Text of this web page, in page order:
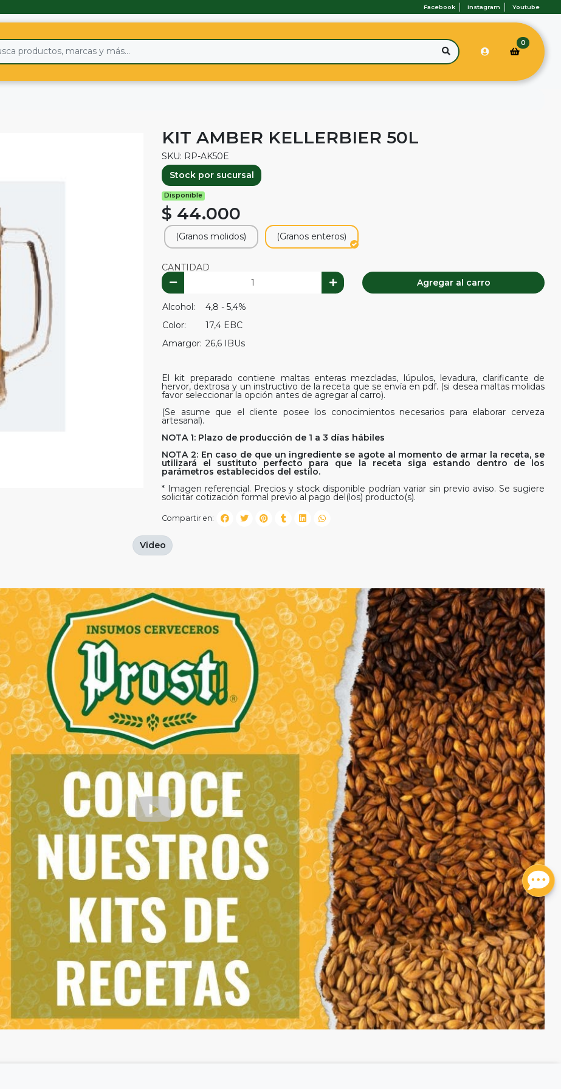
Facebook Instagram Youtube
0
KIT AMBER KELLERBIER 50L
SKU: RP-AK50E
Stock por sucursal
Disponible
$ 44.000
(Granos molidos) (Granos enteros)
CANTIDAD
Agregar al carro
Alcohol:
4,8 - 5,4%
Color:
17,4 EBC
Amargor: 26,6 IBUs
El kit preparado contiene maltas enteras mezcladas, lúpulos, levadura, clarificante de
hervor, dextrosa y un instructivo de la receta que se envía en pdf. (si desea maltas molidas
favor seleccionar la opción antes de agregar al carro).
(Se asume que el cliente posee los conocimientos necesarios para elaborar cerveza
artesanal).
NOTA 1: Plazo de producción de 1 a 3 días hábiles
NOTA 2: En caso de que un ingrediente se agote al momento de armar la receta, se
utilizará el sustituto perfecto para que la receta siga estando dentro de los
parámetros establecidos del estilo.
* Imagen referencial. Precios y stock disponible podrían variar sin previo aviso. Se sugiere
solicitar cotización formal previo al pago del(los) producto(s).
Compartir en:
Video